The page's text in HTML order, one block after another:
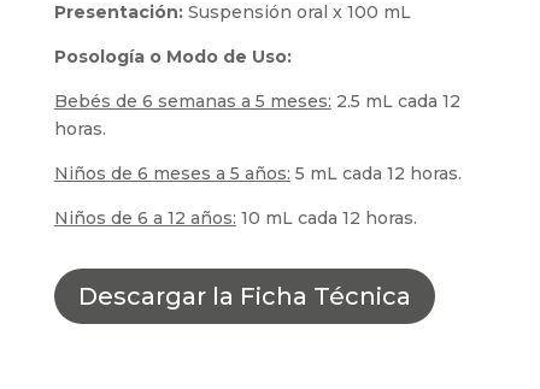
Presentación:Suspensión oral x 100 mL
Posología o Modo de Uso:
Bebés de 6 semanas a 5 meses: 2.5 mL cada 12
horas.
Niños de 6 meses a 5 años: 5 mL cada 12 horas.
Niños de 6 a 12 años: 10 mL cada 12 horas.
Descargar la Ficha Técnica